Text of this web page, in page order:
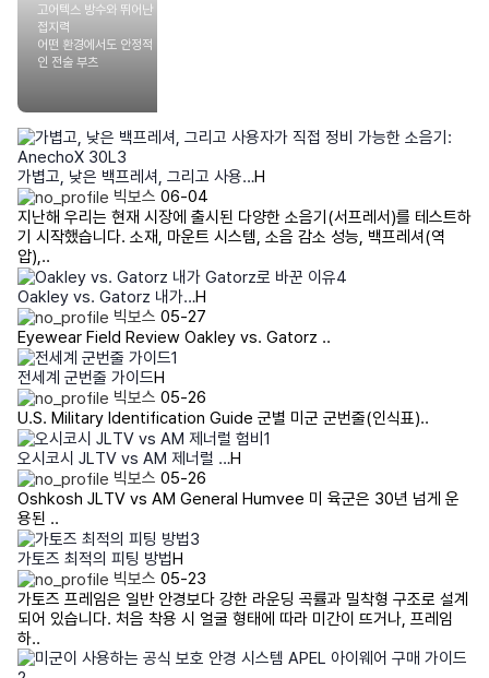
고어텍스 방수와 뛰어난
접지력
어떤 환경에서도 안정적
인 전술 부츠
가볍고, 낮은 백프레셔, 그리고 사용…H
빅보스 06-04
지난해 우리는 현재 시장에 출시된 다양한 소음기(서프레서)를 테스트하
기 시작했습니다. 소재, 마운트 시스템, 소음 감소 성능, 백프레셔(역
압),..
Oakley vs. Gatorz 내가…H
빅보스 05-27
Eyewear Field Review Oakley vs. Gatorz ..
전세계 군번줄 가이드H
빅보스 05-26
U.S. Military Identification Guide 군별 미군 군번줄(인식표)..
오시코시 JLTV vs AM 제너럴 …H
빅보스 05-26
Oshkosh JLTV vs AM General Humvee 미 육군은 30년 넘게 운
용된 ..
가토즈 최적의 피팅 방법H
빅보스 05-23
가토즈 프레임은 일반 안경보다 강한 라운딩 곡률과 밀착형 구조로 설계
되어 있습니다. 처음 착용 시 얼굴 형태에 따라 미간이 뜨거나, 프레임
하..